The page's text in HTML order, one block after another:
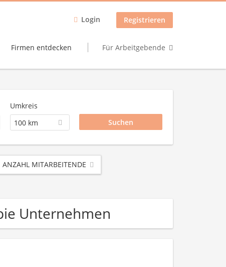
Login Registrieren
Firmen entdecken Für Arbeitgebende
Umkreis
100 km
ANZAHL MITARBEITENDE
Unternehmen